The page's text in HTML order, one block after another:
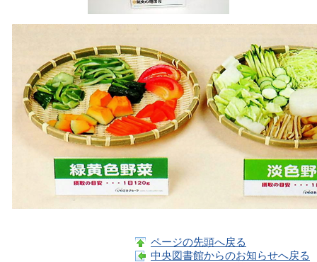
ページの先頭へ戻る
中央図書館からのお知らせへ戻る